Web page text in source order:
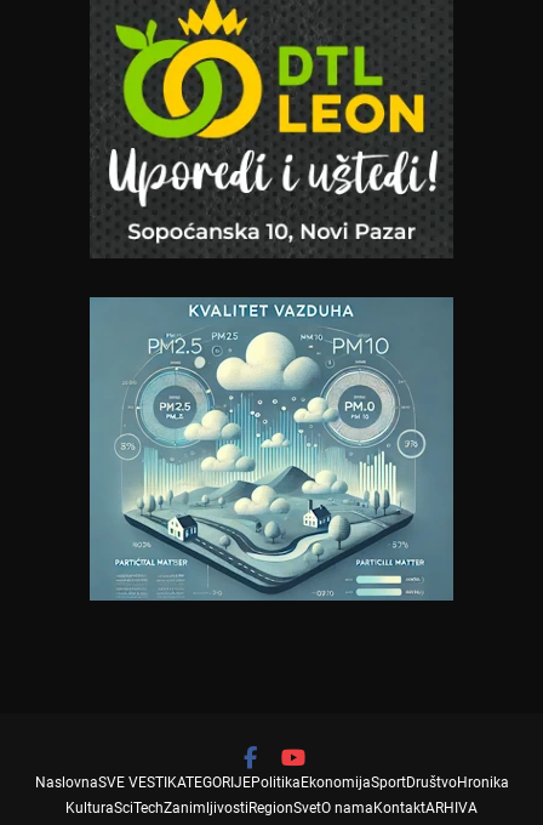
NaslovnaSVE VESTI KATEGORIJEPolitika EkonomijaSportDruštvoHronika
KulturaSciTechZanimljivosti RegionSvetO nama KontaktARHIVA